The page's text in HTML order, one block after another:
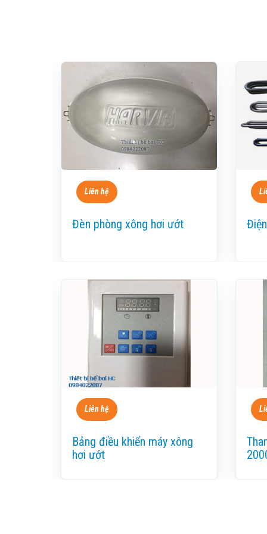
Liên hệ
Đèn phòng xông hơi ướt
Liên hệ
Bảng điều khiển máy xông
hơi ướt